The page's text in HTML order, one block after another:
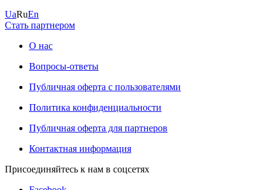
UaRuEn
Стать партнером
О нас
Вопросы-ответы
Публичная оферта с пользователями
Политика конфиденциальности
Публичная оферта для партнеров
Контактная информация
Присоединяйтесь к нам в соцсетях